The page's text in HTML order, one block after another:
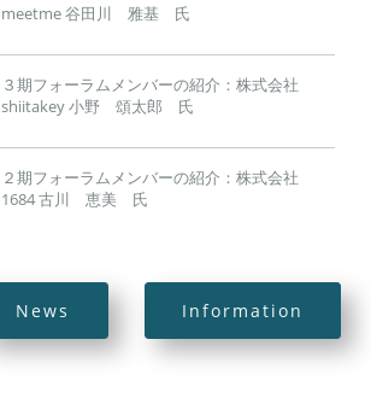
meetme 谷田川 雅基 氏
３期フォーラムメンバーの紹介：株式会社
shiitakey 小野 頌太郎 氏
２期フォーラムメンバーの紹介：株式会社
1684 古川 恵美 氏
News Information